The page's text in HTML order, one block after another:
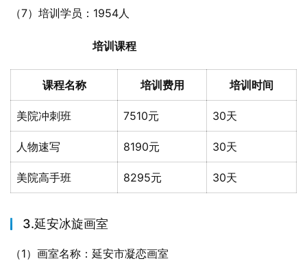
（7）培训学员：1954人
培训课程
课程名称 培训费用 培训时间
美院冲刺班 7510元 30天
人物速写 8190元 30天
美院高手班 8295元 30天
3.延安冰旋画室
（1）画室名称：延安市凝恋画室